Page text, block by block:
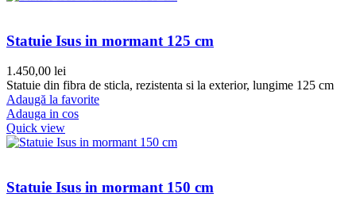
Statuie Isus in mormant 125 cm
1.450,00 lei
Statuie din fibra de sticla, rezistenta si la exterior, lungime 125 cm
Adaugă la favorite
Adauga in cos
Quick view
Statuie Isus in mormant 150 cm